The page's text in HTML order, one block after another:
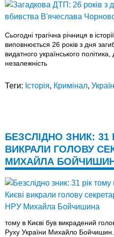
Сьогодні трагічна річниця в
виповнюється 26 років з дня
видатного українського
незалежність
Теги: Історія, Кримінал,
БЕЗСЛІДНО ЗНИК: 31
ВИКРАЛИ ГОЛОВУ
МИХАЙЛА
тому в Києві був викрадений
Руху України Михайло Бойчишин.